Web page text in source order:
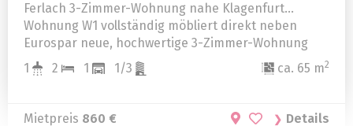
Ferlach 3-Zimmer-Wohnung nahe Klagenfurt
Wohnung W1 vollständig möbliert direkt neben
Eurospar neue, hochwertige 3-Zimmer-Wohnung
vollständig möbliert ab 1. August Zu vermietenca. 65 m2
1 2 1 1/3
Mietpreis 860 € Details